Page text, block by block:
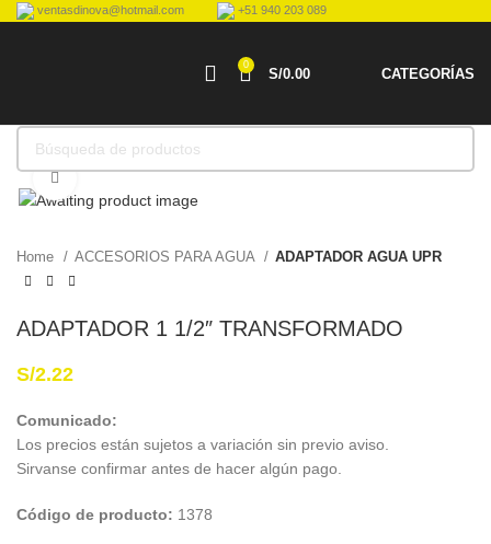
ventasdinova@hotmail.com +51 940 203 089
0
S/0.00 CATEGORÍAS
Home ACCESORIOS PARA AGUA ADAPTADOR AGUA UPR
ADAPTADOR 1 1/2″ TRANSFORMADO
S/2.22
Comunicado:
Los precios están sujetos a variación sin previo aviso.
Sirvanse confirmar antes de hacer algún pago.
Código de producto: 1378